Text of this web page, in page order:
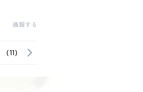
通報する
(11)